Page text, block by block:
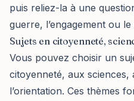
puis reliez-la à une
guerre, l’engagement ou le
Sujets en citoyenneté,
Vous pouvez choisir un
citoyenneté, aux sciences,
l’orientation. Ces thèmes